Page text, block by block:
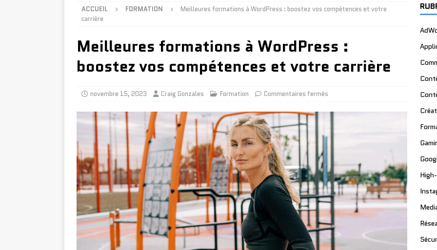
ACCUEIL FORMATION
Meilleures formations à WordPress : boostez vos compétences et votre
carrière
Meilleures formations à WordPress :
boostez vos compétences et votre carrière
novembre 15, 2023 Craig Gonzales Formation Commentaires fermés